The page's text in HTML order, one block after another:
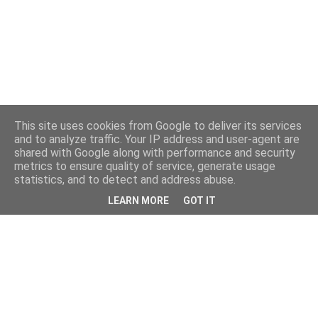
This site uses cookies from Google to deliver its services
and to analyze traffic. Your IP address and user-agent are
shared with Google along with performance and security
metrics to ensure quality of service, generate usage
statistics, and to detect and address abuse.
LEARN MORE GOT IT